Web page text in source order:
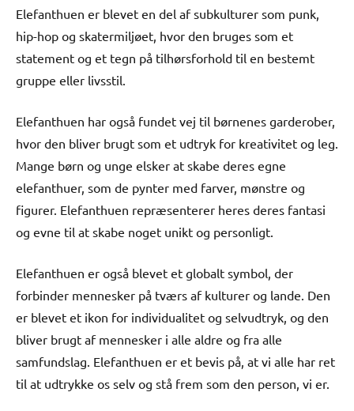
Elefanthuen er blevet en del af subkulturer som punk,
hip-hop og skatermiljøet, hvor den bruges som et
statement og et tegn på tilhørsforhold til en bestemt
gruppe eller livsstil.
Elefanthuen har også fundet vej til børnenes garderober,
hvor den bliver brugt som et udtryk for kreativitet og leg.
Mange børn og unge elsker at skabe deres egne
elefanthuer, som de pynter med farver, mønstre og
figurer. Elefanthuen repræsenterer heres deres fantasi
og evne til at skabe noget unikt og personligt.
Elefanthuen er også blevet et globalt symbol, der
forbinder mennesker på tværs af kulturer og lande. Den
er blevet et ikon for individualitet og selvudtryk, og den
bliver brugt af mennesker i alle aldre og fra alle
samfundslag. Elefanthuen er et bevis på, at vi alle har ret
til at udtrykke os selv og stå frem som den person, vi er.